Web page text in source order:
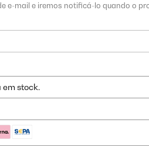
e-mail e iremos notificá-lo quando o
em stock.